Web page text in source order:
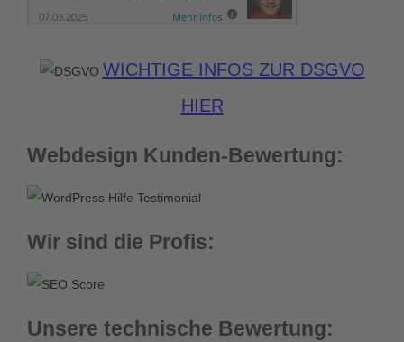
WICHTIGE INFOS ZUR DSGVO
HIER
Webdesign Kunden-Bewertung:
Wir sind die Profis:
Unsere technische Bewertung: